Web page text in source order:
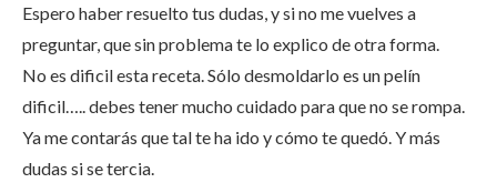
Espero haber resuelto tus dudas, y si no me vuelves a
preguntar, que sin problema te lo explico de otra forma.
No es dificil esta receta. Sólo desmoldarlo es un pelín
dificil….. debes tener mucho cuidado para que no se rompa.
Ya me contarás que tal te ha ido y cómo te quedó. Y más
dudas si se tercia.